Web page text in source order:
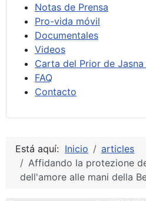
Notas de Prensa
Pro-vida móvil
Documentales
Videos
Carta del Prior de Jasna
FAQ
Contacto
Está aquí: Inicio
articles
Affidando la protezione
dell'amore alle mani della